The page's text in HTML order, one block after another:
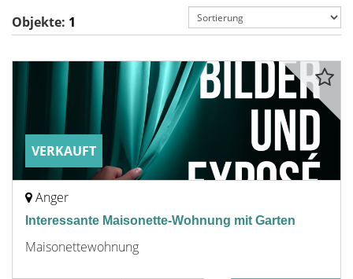
Objekte: 1
VERKAUFT
Anger
Interessante Maisonette-Wohnung mit Garten
Maisonettewohnung